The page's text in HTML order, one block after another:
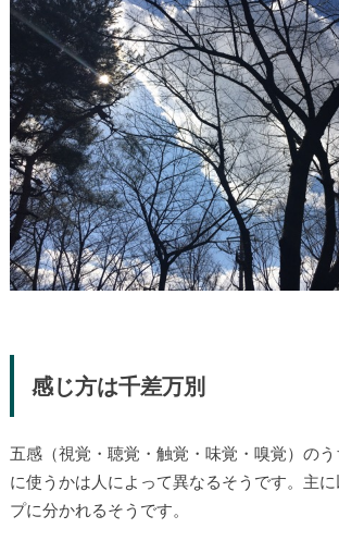
感じ方は千差万別
五感（視覚・聴覚・触覚・味覚・嗅覚）の
に使うかは人によって異なるそうです。主
プに分かれるそうです。